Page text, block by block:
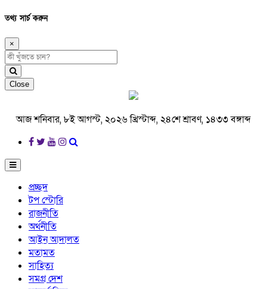
তথ্য সার্চ করুন
×
Close
আজ শনিবার, ৮ই আগস্ট, ২০২৬ খ্রিস্টাব্দ, ২৪শে শ্রাবণ, ১৪৩৩ বঙ্গাব্দ
প্রচ্ছদ
টপ স্টোরি
রাজনীতি
অর্থনীতি
আইন আদালত
মতামত
সাহিত্য
সমগ্র দেশ